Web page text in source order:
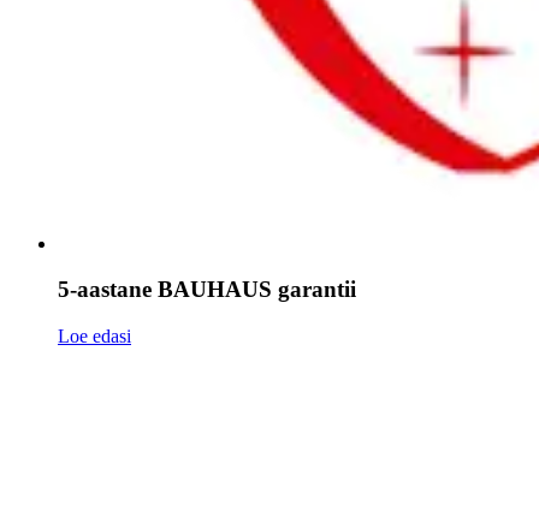
5-aastane BAUHAUS garantii
Loe edasi